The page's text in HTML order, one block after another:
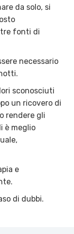
da solo, si
fonti di
necessario
sconosciuti
un ricovero di
rendere gli
è meglio
e
di dubbi.